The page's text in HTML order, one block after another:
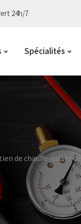
24h/7
Spécialités
de chauffe-eau et de